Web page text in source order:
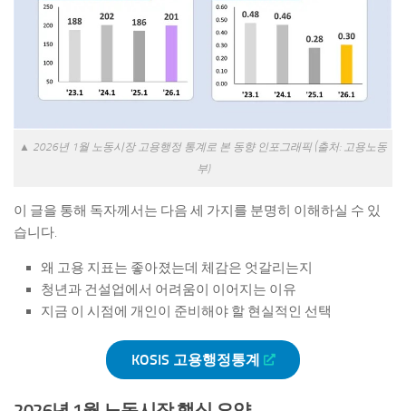
▲ 2026년 1월 노동시장 고용행정 통계로 본 동향 인포그래픽 (출처: 고용노동
부)
이 글을 통해 독자께서는 다음 세 가지를 분명히 이해하실 수 있
습니다.
왜 고용 지표는 좋아졌는데 체감은 엇갈리는지
청년과 건설업에서 어려움이 이어지는 이유
지금 이 시점에 개인이 준비해야 할 현실적인 선택
KOSIS 고용행정통계